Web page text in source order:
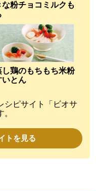
な粉チョコミルクも
し鶏のもちもち米粉
いとん
シピサイト「ビオサ
トを見る